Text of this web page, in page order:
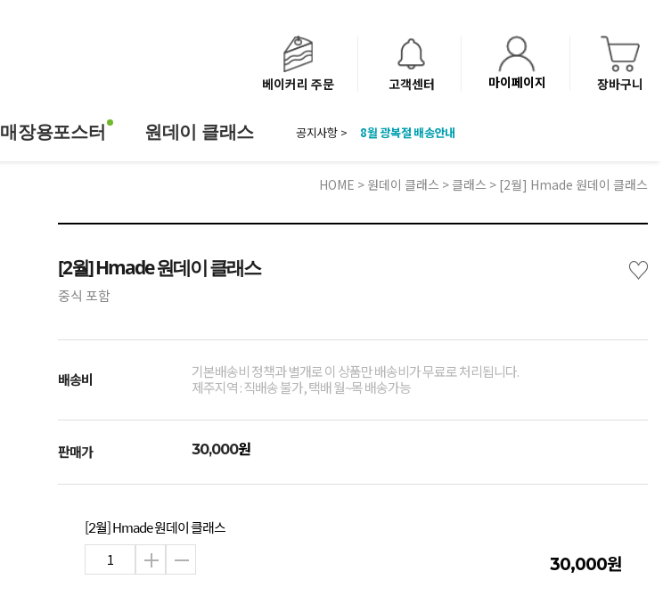
베이커리 주문 고객센터 마이페이지 장바구니
매장용포스터 원데이 클래스 공지사항 >
'NEW 바이브믹스 or 바리스타시럽 1종' 체험단 발표
HOME > 원데이 클래스 >클래스 > [2월] Hmade 원데이 클래스
[2월] Hmade 원데이 클래스 ♡
중식 포함
배송비
기본배송비 정책과 별개로 이 상품만 배송비가 무료로 처리됩니다.
제주지역 : 직배송 불가, 택배 월~목 배송가능
판매가 30,000원
[2월] Hmade 원데이 클래스
30,000원